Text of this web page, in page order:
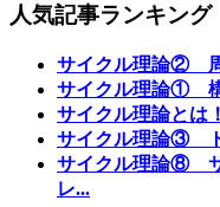
人気記事ランキング
サイクル理論②
サイクル理論①
サイクル理論とは
サイクル理論③
サイクル理論⑧
レ...